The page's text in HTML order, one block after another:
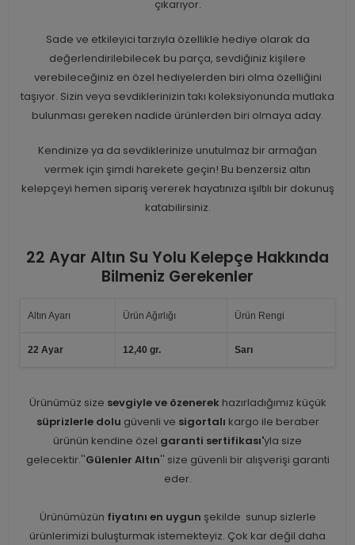
çıkarıyor.
Sade ve etkileyici tarzıyla özellikle hediye olarak da
değerlendirilebilecek bu parça, sevdiğiniz kişilere
verebileceğiniz en özel hediyelerden biri olma özelliğini
taşıyor. Sizin veya sevdiklerinizin takı koleksiyonunda mutlaka
bulunması gereken nadide ürünlerden biri olmaya aday.
Kendinize ya da sevdiklerinize unutulmaz bir armağan
vermek için şimdi harekete geçin! Bu benzersiz altın
kelepçeyi hemen sipariş vererek hayatınıza ışıltılı bir dokunuş
katabilirsiniz.
22 Ayar Altın Su Yolu Kelepçe Hakkında
Bilmeniz Gerekenler
Altın Ayarı Ürün Ağırlığı Ürün Rengi
22 Ayar 12,40 gr. Sarı
Ürünümüz size sevgiyle ve özenerekhazırladığımız küçük
süprizlerle dolu güvenli ve sigortalı kargo ile beraber
ürünün kendine özel garanti sertifikası'yla size
gelecektir.''Gülenler Altın'' size güvenli bir alışverişi garanti
eder.
Ürünümüzün fiyatını en uygun şekilde sunup sizlerle
ürünlerimizi buluşturmak istemekteyiz. Çok kar değil daha